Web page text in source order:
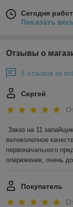
Сегодня
Показать
Отзывы о
5 отзывов за
Сергей
Заказ на 11
великолепное
первоначального
опережение, очень
Покупатель